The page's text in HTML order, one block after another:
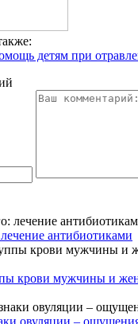
детям при
антибиотиками
крови мужчины и